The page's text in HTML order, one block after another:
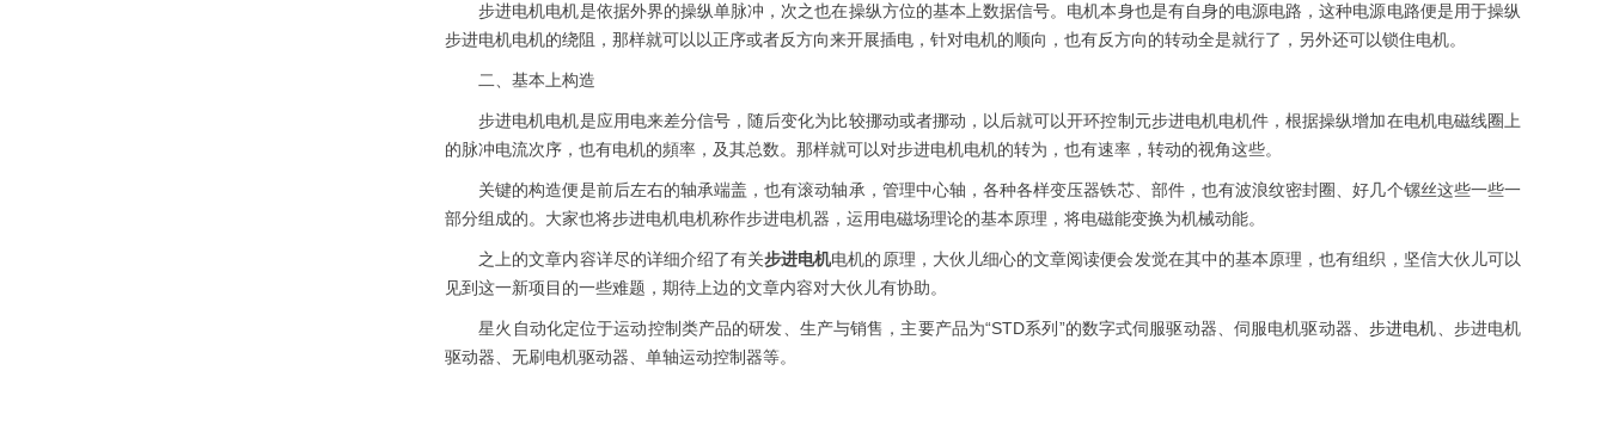
步进电机电机是依据外界的操纵单脉冲，次之也在操纵方位的基本上数据信号。电机本身也是有自身的电源电路，这种电源电路便是用于操纵
步进电机电机的绕阻，那样就可以以正序或者反方向来开展插电，针对电机的顺向，也有反方向的转动全是就行了，另外还可以锁住电机。
二、基本上构造
步进电机电机是应用电来差分信号，随后变化为比较挪动或者挪动，以后就可以开环控制元步进电机电机件，根据操纵增加在电机电磁线圈上
的脉冲电流次序，也有电机的頻率，及其总数。那样就可以对步进电机电机的转为，也有速率，转动的视角这些。
关键的构造便是前后左右的轴承端盖，也有滚动轴承，管理中心轴，各种各样变压器铁芯、部件，也有波浪纹密封圈、好几个镙丝这些一些一
部分组成的。大家也将步进电机电机称作步进电机器，运用电磁场理论的基本原理，将电磁能变换为机械动能。
之上的文章内容详尽的详细介绍了有关步进电机电机的原理，大伙儿细心的文章阅读便会发觉在其中的基本原理，也有组织，坚信大伙儿可以
见到这一新项目的一些难题，期待上边的文章内容对大伙儿有协助。
星火自动化定位于运动控制类产品的研发、生产与销售，主要产品为“STD系列”的数字式伺服驱动器、伺服电机驱动器、 步进电机 、步进电机
驱动器、无刷电机驱动器、单轴运动控制器等。